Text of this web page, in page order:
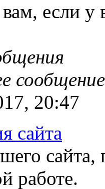
если у
сообщение
20:47
сайта
работе.